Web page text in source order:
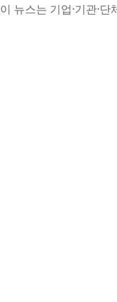
이 뉴스는 기업·기관·